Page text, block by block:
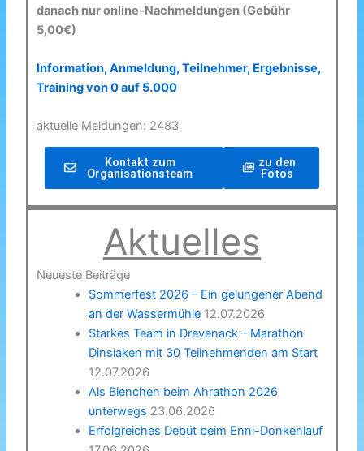
danach nur online-Nachmeldungen (Gebühr
5,00€)
Information, Anmeldung, Teilnehmer, Ergebnisse,
Training von 0 auf 5.000
aktuelle Meldungen: 2483
Kontakt zum
Organisationsteam
zu den
Fotos
Aktuelles
Neueste Beiträge
Sommerfest 2026 – Ein gelungener Abend
an der Wassermühle 12.07.2026
Starkes Team in Drevenack – Marathon
Dinslaken mit 30 Teilnehmenden am Start
12.07.2026
Als Bienchen beim Ahrathon 2026
unterwegs 23.06.2026
Erfolgreiches Debüt beim Enni-Donkenlauf